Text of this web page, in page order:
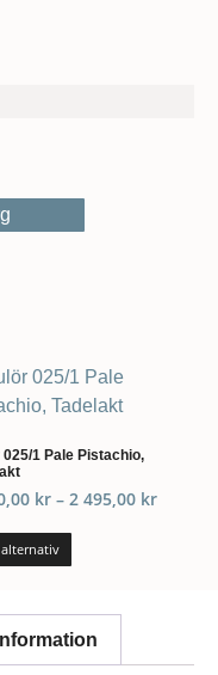
1 Pale Pistachio,
kr – 2 495,00 kr